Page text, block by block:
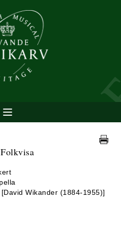
Wikander (1884-1955)]